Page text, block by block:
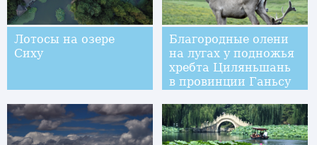
Лотосы на озере
Сиху
Благородные олени
на лугах у подножья
хребта Циляньшань
в провинции Ганьсу